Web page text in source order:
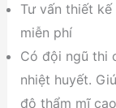
Tư vấn thiết
miễn phí
Có đội ngũ thi
nhiệt huyết.
độ thẩm mĩ